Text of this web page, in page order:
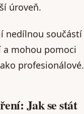
úroveň.
nedílnou součástí
mohou pomoci
profesionálové.
Jak se stát